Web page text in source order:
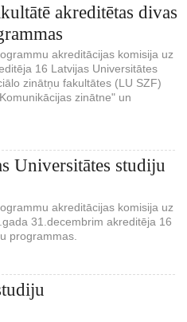
akreditētas divas
akreditācijas komisija uz
16 Latvijas Universitātes
zinātņu fakultātes (LU SZF)
zinātne" un
Universitātes studiju
akreditācijas komisija uz
31.decembrim akreditēja 16
programmas.